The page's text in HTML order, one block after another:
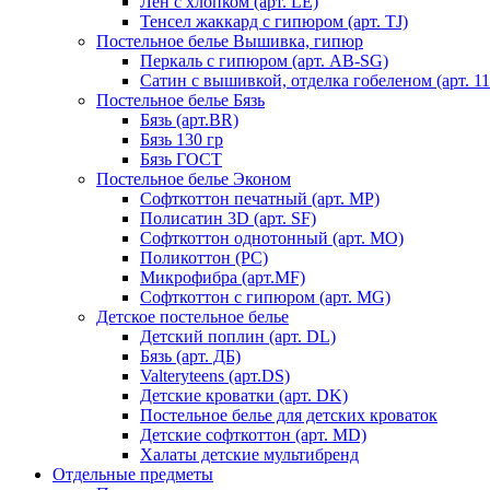
Тенсел жаккард с гипюром (арт. TJ)
Постельное белье Вышивка, гипюр
Перкаль с гипюром (арт. AB-SG)
Сатин с вышивкой, отделка гобеленом (арт.
Постельное белье Бязь
Бязь (арт.BR)
Бязь 130 гр
Бязь ГОСТ
Постельное белье Эконом
Софткоттон печатный (арт. MР)
Полисатин 3D (арт. SF)
Софткоттон однотонный (арт. MO)
Поликоттон (PC)
Микрофибра (арт.MF)
Софткоттон с гипюром (арт. MG)
Детское постельное белье
Детский поплин (арт. DL)
Бязь (арт. ДБ)
Valteryteens (арт.DS)
Детские кроватки (арт. DK)
Постельное белье для детских кроваток
Детские софткоттон (арт. MD)
Халаты детские мультибренд
Отдельные предметы